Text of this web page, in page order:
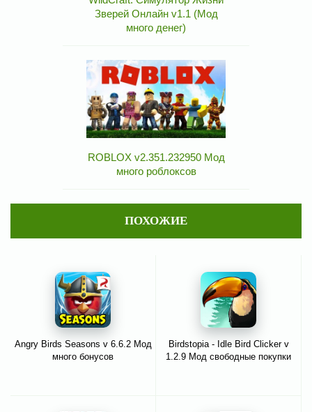
Зверей Онлайн v1.1 (Мод
много денег)
ROBLOX v2.351.232950 Мод
много роблоксов
ПОХОЖИЕ
Angry Birds Seasons v 6.6.2 Мод
много бонусов
Birdstopia - Idle Bird Clicker v
1.2.9 Мод свободные покупки